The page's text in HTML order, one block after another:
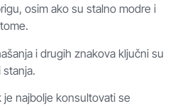
osim ako su stalno modre i
i drugih znakova ključni su
najbolje konsultovati se